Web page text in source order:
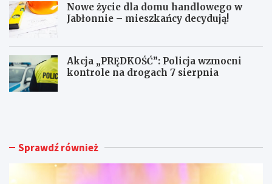
Nowe życie dla domu handlowego w
Jabłonnie – mieszkańcy decydują!
Akcja „PRĘDKOŚĆ”: Policja wzmocni
kontrole na drogach 7 sierpnia
F
w
M
k Sprawdź również